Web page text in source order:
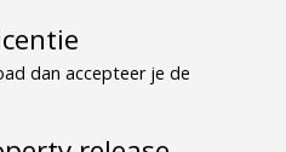
dan accepteer je de